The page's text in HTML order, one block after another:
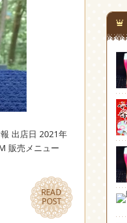
出店日 2021年
販売メニュー
READ
POST
READ
POST